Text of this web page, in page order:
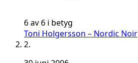
6 av 6 i betyg
Toni Holgersson – Nordic Noir
2.